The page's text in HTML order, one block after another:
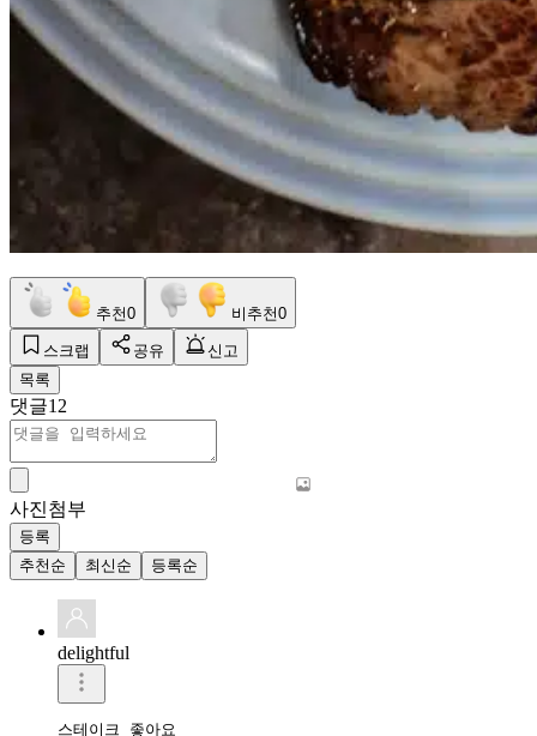
추천0 비추천0
스크랩 공유
신고
목록
댓글12
사진첨부
등록
추천순
최신순 등록순
delightful
스테이크 좋아요